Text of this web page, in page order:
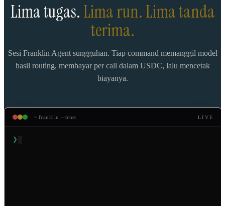
Lima tugas. Lima run. Lima tanda
terima.
Sesi Franklin Agent sungguhan. Tiap command memanggil model
hasil routing, membayar per call dalam USDC, lalu mencetak
biayanya.
~ franklin --trust LIVE
❯